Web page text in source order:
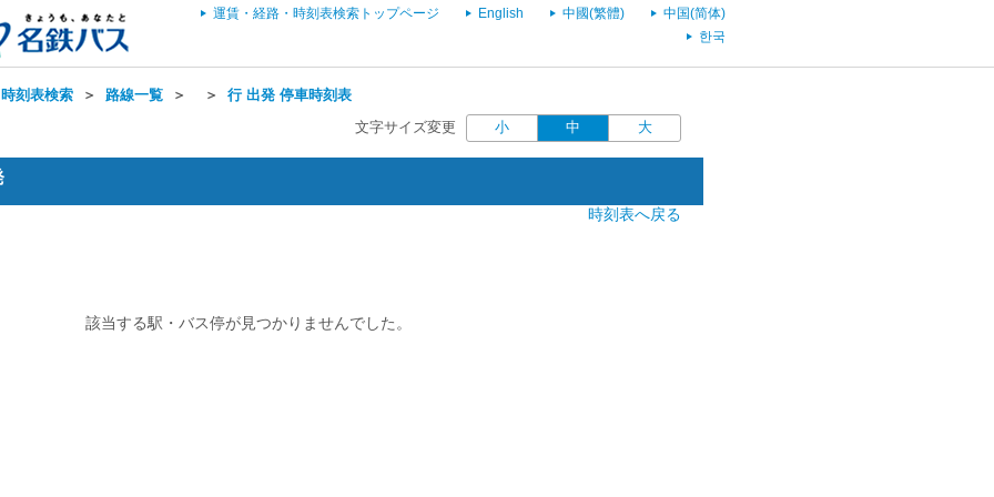
運賃・経路・時刻表検索トップページ English 中國(繁體)
中国(简体)
한국
刻表検索 ＞ 路線一覧 ＞ ＞ 行 出発 停車時刻表
文字サイズ変更 小 中 大
時刻表へ戻る
該当する駅・バス停が見つかりませんでした。